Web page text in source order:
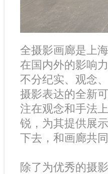
全摄影画廊是上
在国内外的影响
不分纪实、观念
摄影表达的全新
注在观念和手法
锐，为其提供展
下去，和画廊共同
除了为优秀的摄